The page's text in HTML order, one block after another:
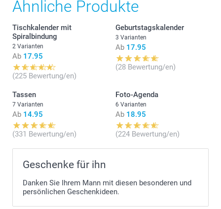
Ähnliche Produkte
Tischkalender mit
Spiralbindung
2 Varianten
Ab 17.95
(225 Bewertung/en)
Geburtstagskalender
3 Varianten
Ab 17.95
(28 Bewertung/en)
Tassen
7 Varianten
Ab 14.95
(331 Bewertung/en)
Foto-Agenda
6 Varianten
Ab 18.95
(224 Bewertung/en)
Geschenke für ihn
Danken Sie Ihrem Mann mit diesen besonderen und
persönlichen Geschenkideen.